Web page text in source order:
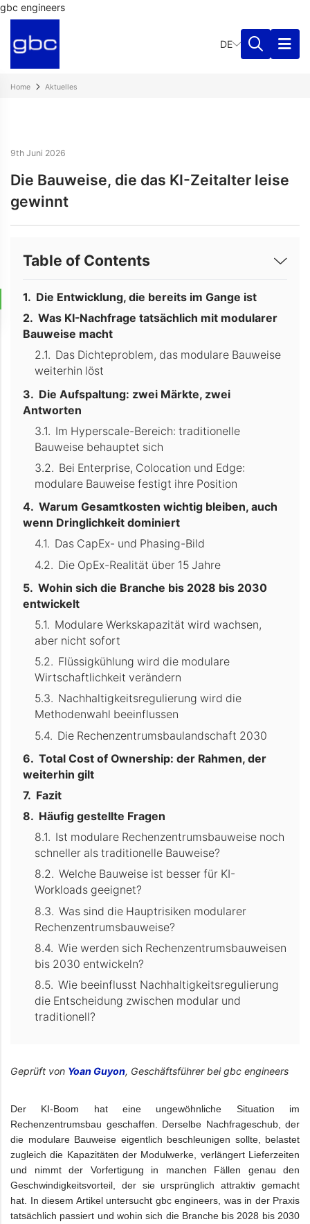
gbc engineers
DE
Home Aktuelles
9th Juni 2026
Die Bauweise, die das KI-Zeitalter leise
gewinnt
Table of Contents
Die Entwicklung, die bereits im Gange ist
Was KI-Nachfrage tatsächlich mit modularer
Bauweise macht
Das Dichteproblem, das modulare Bauweise
weiterhin löst
Die Aufspaltung: zwei Märkte, zwei
Antworten
Im Hyperscale-Bereich: traditionelle
Bauweise behauptet sich
Bei Enterprise, Colocation und Edge:
modulare Bauweise festigt ihre Position
Warum Gesamtkosten wichtig bleiben, auch
wenn Dringlichkeit dominiert
Das CapEx- und Phasing-Bild
Die OpEx-Realität über 15 Jahre
Wohin sich die Branche bis 2028 bis 2030
entwickelt
Modulare Werkskapazität wird wachsen,
aber nicht sofort
Flüssigkühlung wird die modulare
Wirtschaftlichkeit verändern
Nachhaltigkeitsregulierung wird die
Methodenwahl beeinflussen
Die Rechenzentrumsbaulandschaft 2030
Total Cost of Ownership: der Rahmen, der
weiterhin gilt
Fazit
Häufig gestellte Fragen
Ist modulare Rechenzentrumsbauweise noch
schneller als traditionelle Bauweise?
Welche Bauweise ist besser für KI-
Workloads geeignet?
Was sind die Hauptrisiken modularer
Rechenzentrumsbauweise?
Wie werden sich Rechenzentrumsbauweisen
bis 2030 entwickeln?
Wie beeinflusst Nachhaltigkeitsregulierung
die Entscheidung zwischen modular und
traditionell?
Geprüft von Yoan Guyon, Geschäftsführer bei gbc engineers
Der KI-Boom hat eine ungewöhnliche Situation im
Rechenzentrumsbau geschaffen. Derselbe Nachfrageschub, der
die modulare Bauweise eigentlich beschleunigen sollte, belastet
zugleich die Kapazitäten der Modulwerke, verlängert Lieferzeiten
und nimmt der Vorfertigung in manchen Fällen genau den
Geschwindigkeitsvorteil, der sie ursprünglich attraktiv gemacht
hat. In diesem Artikel untersucht gbc engineers, was in der Praxis
tatsächlich passiert und wohin sich die Branche bis 2028 bis 2030